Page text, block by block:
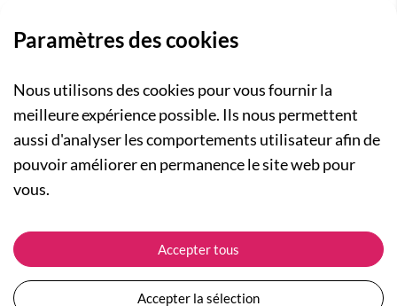
A PROPOS
Qui sommes-nous ?
Actualités
Nos engagements
Plan du site
NOS RUBRIQUES
Collection Femme
Collection Enfants
Les Totebags
ASSISTANCE
Suivre ma commande
Expédition et livraison
Paramètres des cookies
Nous utilisons des cookies pour vous fournir la
meilleure expérience possible. Ils nous permettent
aussi d'analyser les comportements utilisateur afin de
pouvoir améliorer en permanence le site web pour
vous.
Accepter tous
Accepter la sélection